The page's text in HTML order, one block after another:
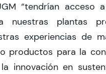
“tendrían acceso
nuestras plantas
experiencias de
productos para la
innovación en